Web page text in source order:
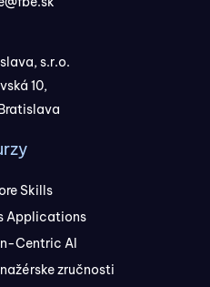
s.r.o.
10,
Skills
Applications
Centric AI
zručnosti